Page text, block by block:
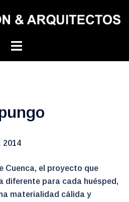
Toggle
2014
Cuenca, el proyecto que
diferente para cada huésped,
materialidad cálida y